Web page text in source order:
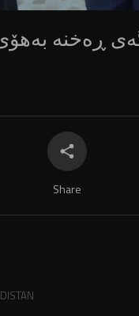
Share